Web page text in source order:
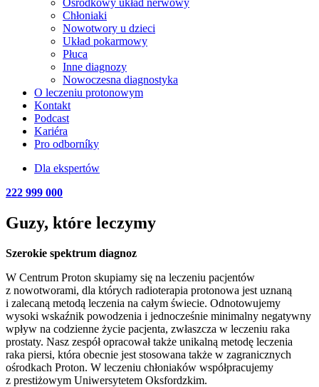
Ośrodkowy układ nerwowy
Chłoniaki
Nowotwory u dzieci
Układ pokarmowy
Płuca
Inne diagnozy
Nowoczesna diagnostyka
O leczeniu protonowym
Kontakt
Podcast
Kariéra
Pro odborníky
Dla ekspertów
222 999 000
Guzy, które leczymy
Szerokie spektrum diagnoz
W Centrum Proton skupiamy się na leczeniu pacjentów
z nowotworami, dla których radioterapia protonowa jest uznaną
i zalecaną metodą leczenia na całym świecie. Odnotowujemy
wysoki wskaźnik powodzenia i jednocześnie minimalny negatywny
wpływ na codzienne życie pacjenta, zwłaszcza w leczeniu raka
prostaty. Nasz zespół opracował także unikalną metodę leczenia
raka piersi, która obecnie jest stosowana także w zagranicznych
ośrodkach Proton. W leczeniu chłoniaków współpracujemy
z prestiżowym Uniwersytetem Oksfordzkim.